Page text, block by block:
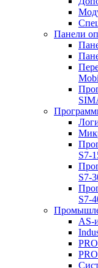
Панели
S7-
S7-
S7-
AS-